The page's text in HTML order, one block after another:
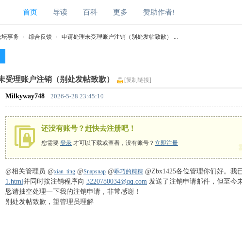
首页 导读 百科 更多 赞助作者!
坛事务 › 综合反馈 › 申请处理未受理账户注销（别处发帖致歉） ...
受理账户注销（别处发帖致歉）
[复制链接]
Milkyway748 2026-5-28 23:45:10
还没有账号？赶快去注册吧！
您需要 登录 才可以下载或查看，没有账号？ 立即注册
@相关管理员 @xian_ting @Snapsnap @乖巧的粽粽 @Zbx1425各位管理你们好。我
1.html并同时按注销程序向 3220780034@qq.com 发送了注销申请邮件，但至今
恳请抽空处理一下我的注销申请，非常感谢！
别处发帖致歉，望管理员理解